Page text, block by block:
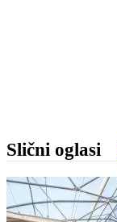
Slični oglasi